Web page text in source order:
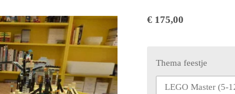
€ 175,00
Thema feestje